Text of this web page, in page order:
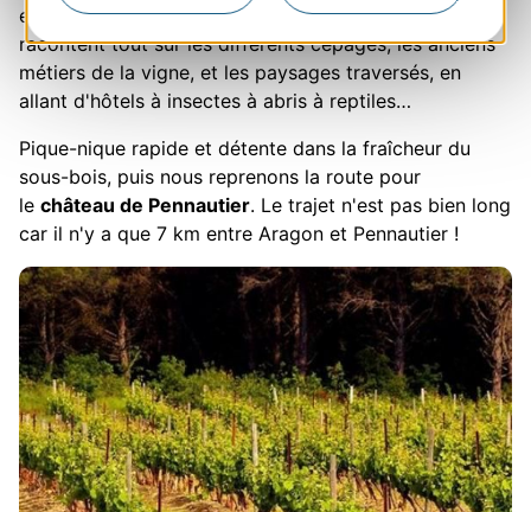
en suivant les panneaux didactiques qui nous
racontent tout sur les différents cépages, les anciens
métiers de la vigne, et les paysages traversés, en
allant d'hôtels à insectes à abris à reptiles…
Pique-nique rapide et détente dans la fraîcheur du
sous-bois, puis nous reprenons la route pour
le château de Pennautier. Le trajet n'est pas bien long
car il n'y a que 7 km entre Aragon et Pennautier !